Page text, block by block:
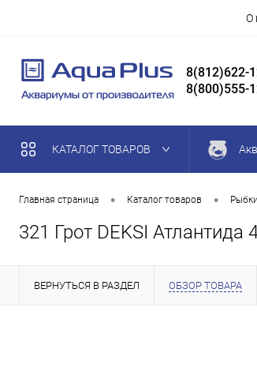
О
8(812)622-
8(800)555-
КАТАЛОГ ТОВАРОВ
Главная страница • Каталог товаров • Рыбки
321 Грот DEKSI
ВЕРНУТЬСЯ В РАЗДЕЛ ОБЗОР ТОВАРА